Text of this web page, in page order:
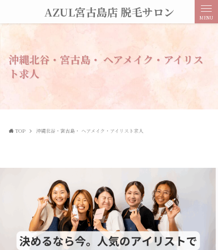
AZUL宮古島店 脱毛サロン MENU
沖縄北谷・宮古島・ ヘアメイク・アイリス
ト求人
TOP 沖縄北谷・宮古島・ ヘアメイク・アイリスト求人